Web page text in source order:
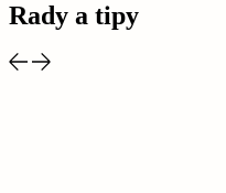
Rady a tipy